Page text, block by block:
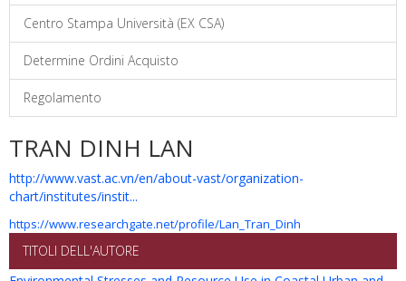
Centro Stampa Università (EX CSA)
Determine Ordini Acquisto
Regolamento
TRAN DINH LAN
http://www.vast.ac.vn/en/about-vast/organization-
chart/institutes/instit...
https://www.researchgate.net/profile/Lan_Tran_Dinh
TITOLI DELL'AUTORE